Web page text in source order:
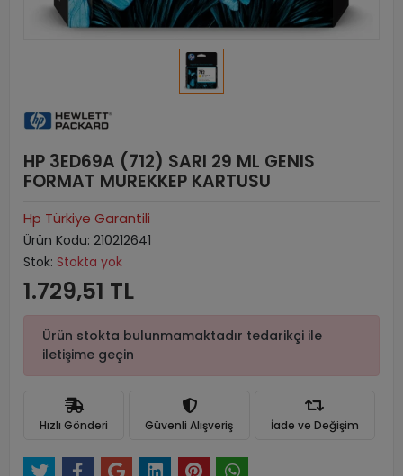
HP 3ED69A (712) SARI 29 ML GENIS
FORMAT MUREKKEP KARTUSU
Hp Türkiye Garantili
Ürün Kodu: 210212641
Stok: Stokta yok
1.729,51 TL
Ürün stokta bulunmamaktadır tedarikçi ile
iletişime geçin
Hızlı Gönderi Güvenli Alışveriş İade ve Değişim